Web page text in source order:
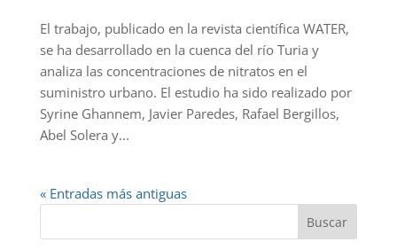
El trabajo, publicado en la revista científica WATER,
se ha desarrollado en la cuenca del río Turia y
analiza las concentraciones de nitratos en el
suministro urbano. El estudio ha sido realizado por
Syrine Ghannem, Javier Paredes, Rafael Bergillos,
Abel Solera y...
« Entradas más antiguas
Buscar